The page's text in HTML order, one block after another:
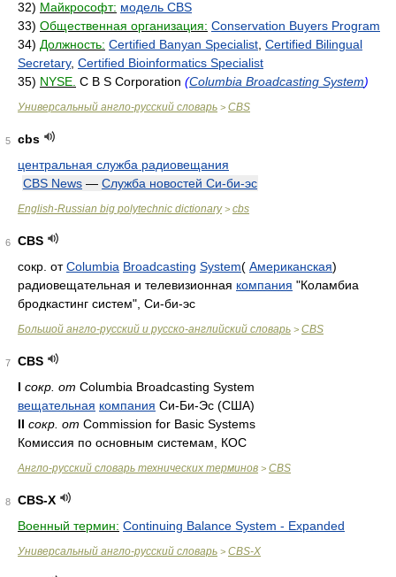
32) Майкрософт: модель CBS
33) Общественная организация: Conservation Buyers Program
34) Должность: Certified Banyan Specialist Certified Bilingual
Secretary, Certified Bioinformatics Specialist
35) NYSE. C B S Corporation (Columbia Broadcasting System)
Универсальный англо-русский словарь > CBS
5
cbs
центральная служба радиовещания
CBS News — Служба новостей Си-би-эс
English-Russian big polytechnic dictionary> cbs
6
CBS
сокр. отColumbia Broadcasting System( Американская)
радиовещательная и телевизионная компания "Коламбиа
бродкастинг систем", Си-би-эс
Большой англо-русский и русско-английский словарь > CBS
7
CBS
I сокр. от Columbia Broadcasting System
вещательная компания Си-Би-Эс (США)
II сокр. от Commission for Basic Systems
Комиссия по основным системам, КОС
Англо-русский словарь технических терминов > CBS
8
CBS-X
Военный термин: Continuing Balance System - Expanded
Универсальный англо-русский словарь > CBS-X